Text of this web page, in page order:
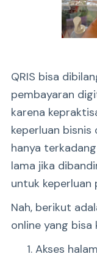
QRIS bisa
pembayaran
karena
keperluan bisnis
hanya
lama jika
untuk keperluan
Nah, berikut
online yang bisa
Akses